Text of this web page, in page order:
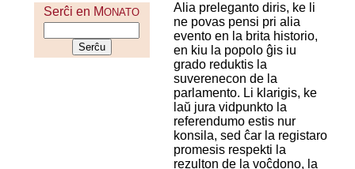
Serĉi en MONATO
Alia preleganto diris, ke li
ne povas pensi pri alia
evento en la brita historio,
en kiu la popolo ĝis iu
grado reduktis la
suverenecon de la
parlamento. Li klarigis, ke
laŭ jura vidpunkto la
referendumo estis nur
konsila, sed ĉar la registaro
promesis respekti la
rezulton de la voĉdono, la